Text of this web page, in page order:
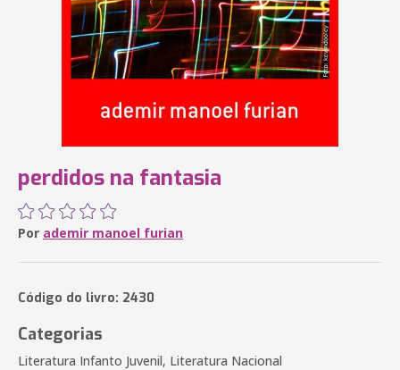
perdidos na fantasia
Por ademir manoel furian
Código do livro: 2430
Categorias
Literatura Infanto Juvenil, Literatura Nacional